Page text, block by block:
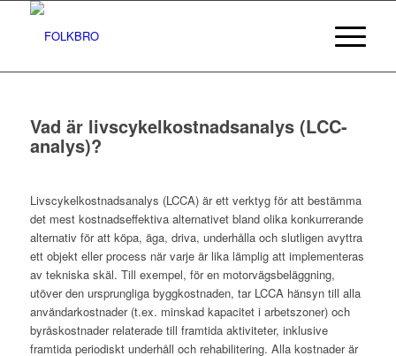
Vad är livscykelkostnadsanalys (LCC-
analys)?
Livscykelkostnadsanalys (LCCA) är ett verktyg för att bestämma
det mest kostnadseffektiva alternativet bland olika konkurrerande
alternativ för att köpa, äga, driva, underhålla och slutligen avyttra
ett objekt eller process när varje är lika lämplig att implementeras
av tekniska skäl. Till exempel, för en motorvägsbeläggning,
utöver den ursprungliga byggkostnaden, tar LCCA hänsyn till alla
användarkostnader (t.ex. minskad kapacitet i arbetszoner) och
byråskostnader relaterade till framtida aktiviteter, inklusive
framtida periodiskt underhåll och rehabilitering. Alla kostnader är